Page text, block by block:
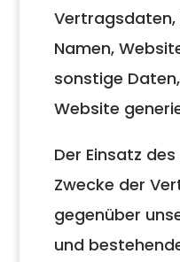
Namen,
sonstige
Website
Der Einsatz
Zwecke der
gegenüber
und